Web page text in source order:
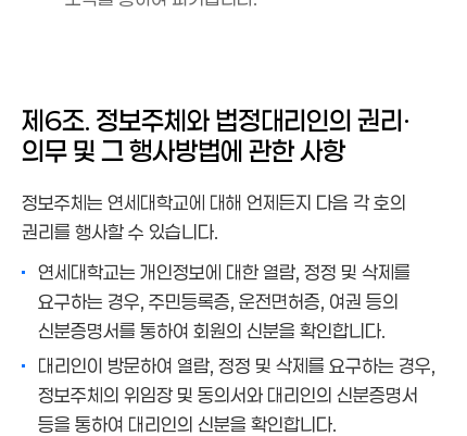
제6조. 정보주체와 법정대리인의 권리·
의무 및 그 행사방법에 관한 사항
정보주체는 연세대학교에 대해 언제든지 다음 각 호의
권리를 행사할 수 있습니다.
연세대학교는 개인정보에 대한 열람, 정정 및 삭제를
요구하는 경우, 주민등록증, 운전면허증, 여권 등의
신분증명서를 통하여 회원의 신분을 확인합니다.
대리인이 방문하여 열람, 정정 및 삭제를 요구하는 경우,
정보주체의 위임장 및 동의서와 대리인의 신분증명서
등을 통하여 대리인의 신분을 확인합니다.